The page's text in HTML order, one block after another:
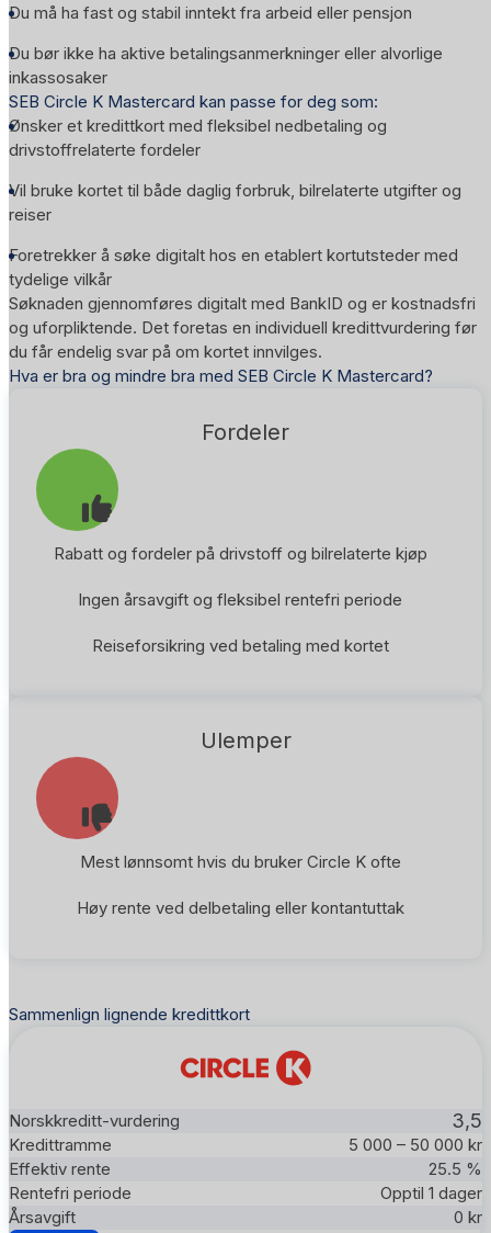
Du må ha fast og stabil inntekt fra arbeid eller pensjon
Du bør ikke ha aktive betalingsanmerkninger eller alvorlige
inkassosaker
SEB Circle K Mastercard kan passe for deg som:
Ønsker et kredittkort med fleksibel nedbetaling og
drivstoffrelaterte fordeler
Vil bruke kortet til både daglig forbruk, bilrelaterte utgifter og
reiser
Foretrekker å søke digitalt hos en etablert kortutsteder med
tydelige vilkår
Søknaden gjennomføres digitalt med BankID og er kostnadsfri
og uforpliktende. Det foretas en individuell kredittvurdering før
du får endelig svar på om kortet innvilges.
Hva er bra og mindre bra med SEB Circle K Mastercard?
Fordeler
Rabatt og fordeler på drivstoff og bilrelaterte kjøp
Ingen årsavgift og fleksibel rentefri periode
Reiseforsikring ved betaling med kortet
Ulemper
Mest lønnsomt hvis du bruker Circle K ofte
Høy rente ved delbetaling eller kontantuttak
Sammenlign lignende kredittkort
3,5
5 000 – 50 000 kr
25.5 %
Opptil 1 dager
0 kr